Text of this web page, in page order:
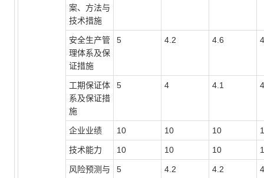
案、方法与
技术措施
安全生产管
理体系及保
证措施
5 4.2 4.6 4
工期保证体
系及保证措
施
5 4 4.1
企业业绩 10 10 10
技术能力 10 10 10
风险预测与
5 4.2 4.2